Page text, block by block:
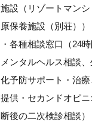
施設（リゾートマン
原保養施設（別荘））
・各種相談窓口（24
メンタルヘルス相談
化予防サポート・治
提供・セカンドオピ
断後の二次検診相談）